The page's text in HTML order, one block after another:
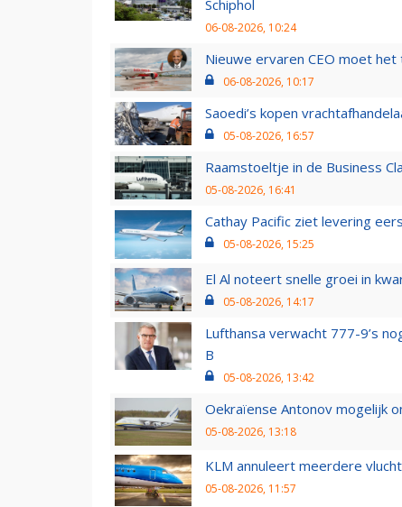
Schiphol
06-08-2026, 10:24
Nieuwe ervaren CEO moet
06-08-2026, 10:17
Saoedi’s kopen
05-08-2026, 16:57
Raamstoeltje in de Business
05-08-2026, 16:41
Cathay Pacific ziet levering
05-08-2026, 15:25
El Al noteert snelle groei in
05-08-2026, 14:17
Lufthansa verwacht 777-9’s
B
05-08-2026, 13:42
Oekraïense Antonov mogelijk
05-08-2026, 13:18
KLM annuleert meerdere
05-08-2026, 11:57